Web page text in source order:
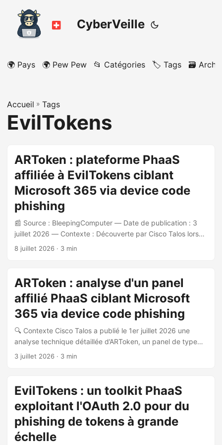
CyberVeille
🌍 Pays 🌍 Pew Pew 📂 Catégories 🏷️ Tags 🗃️
Accueil » Tags
EvilTokens
ARToken : plateforme PhaaS
affiliée à EvilTokens ciblant
Microsoft 365 via device code
phishing
📰 Source : BleepingComputer — Date de publication : 3
juillet 2026 — Contexte : Découverte par Cisco Talos lors
d’un engagement de réponse à incident. 🎯 Présentation de
similarités techniques avec EvilTokens, une plateforme
commerciale de phishing documentée par Sekoia en mars
2026. ARToken opère comme affilié d’EvilTokens et expose
un panneau de gestion basé sur React avec plus de 80
endpoints API. ...
8 juillet 2026 · 3 min
ARToken : analyse d'un panel
affilié PhaaS ciblant Microsoft
365 via device code phishing
🔍 Contexte Cisco Talos a publié le 1er juillet 2026 une
analyse technique détaillée d’ARToken, un panel de type
Phishing-as-a-Service (PhaaS) découvert lors d’un
la plateforme EvilTokens, documentée par Sekoia et
Microsoft début 2026. 🎯 Description de la menace
ARToken expose plus de 80 endpoints API permettant à
des affiliés d’effectuer : Device code phishing via l’abus du
flux OAuth 2.0 Device Authorization Grant (RFC 8628)
Acquisition et persistance de Primary Refresh Token (PRT)
3 juillet 2026 · 3 min
EvilTokens : un toolkit PhaaS
exploitant l'OAuth 2.0 pour du
phishing de tokens à grande
échelle